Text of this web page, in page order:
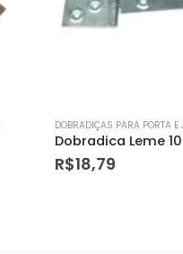
DOBRADIÇAS PARA PORTA E
Dobradica Zincada
R$5,50